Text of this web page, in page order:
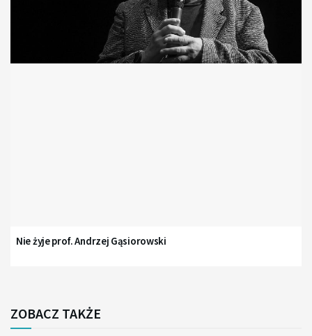
Nie żyje prof. Andrzej Gąsiorowski
ZOBACZ TAKŻE